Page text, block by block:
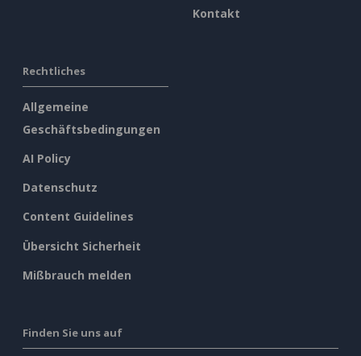
Kontakt
Rechtliches
Allgemeine
Geschäftsbedingungen
AI Policy
Datenschutz
Content Guidelines
Übersicht Sicherheit
Mißbrauch melden
Finden Sie uns auf